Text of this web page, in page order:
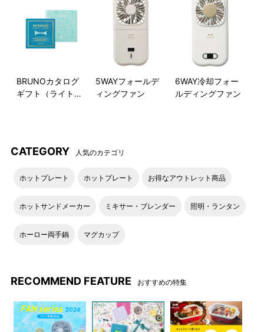
サイズ感
Φ17はデザート皿や取り分け
が異なるのもポイント。
大きめサイズで、コーヒーや
お茶などお気に入りのドリン
クをたっぷり愉しめます。
陶磁器の質感が愉しめる、大
きなBRUNOのエンボスロゴが
特長的なデザインです。
BRUNOカタログ
ギフト（ライトブ
5WAYフォールデ
ィングファン
6WAY冷却フォー
ルディングファン
CATEGORY 人気のカテゴリ
ホットプレート ホットプレート お得なアウトレット商品
ホットサンドメーカー ミキサー・ブレンダー 照明・ランタン
ホーロー両手鍋 マグカップ
RECOMMEND FEATURE おすすめの特集